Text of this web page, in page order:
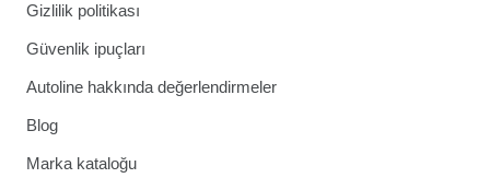
Gizlilik politikası
Güvenlik ipuçları
Autoline hakkında değerlendirmeler
Blog
Marka kataloğu